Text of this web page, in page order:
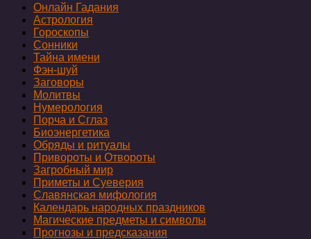
Онлайн Гадания
Астрология
Гороскопы
Сонники
Тайна имени
Фэн-шуй
Заговоры
Молитвы
Нумерология
Порча и Сглаз
Биоэнергетика
Обряды и ритуалы
Привороты и Отвороты
Загробный мир
Приметы и Суеверия
Славянская мифология
Календарь народных праздников
Магические предметы и символы
Прогнозы и предсказания